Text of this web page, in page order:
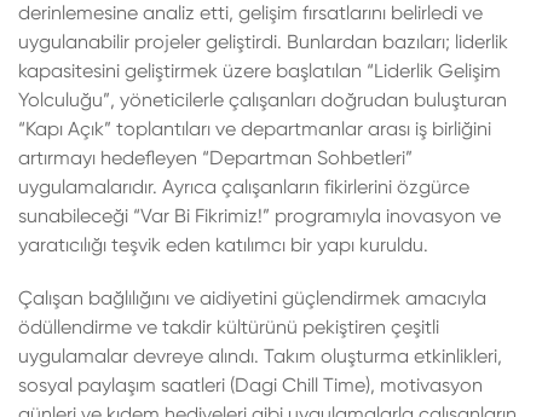
derinlemesine analiz etti, gelişim fırsatlarını belirledi ve
uygulanabilir projeler geliştirdi. Bunlardan bazıları; liderlik
kapasitesini geliştirmek üzere başlatılan “Liderlik Gelişim
Yolculuğu”, yöneticilerle çalışanları doğrudan buluşturan
“Kapı Açık” toplantıları ve departmanlar arası iş birliğini
artırmayı hedefleyen “Departman Sohbetleri”
uygulamalarıdır. Ayrıca çalışanların fikirlerini özgürce
sunabileceği “Var Bi Fikrimiz!” programıyla inovasyon ve
yaratıcılığı teşvik eden katılımcı bir yapı kuruldu.
Çalışan bağlılığını ve aidiyetini güçlendirmek amacıyla
ödüllendirme ve takdir kültürünü pekiştiren çeşitli
uygulamalar devreye alındı. Takım oluşturma etkinlikleri,
sosyal paylaşım saatleri (Dagi Chill Time), motivasyon